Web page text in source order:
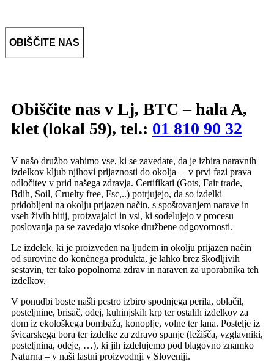
OBIŠČITE NAS
Obiščite nas v Lj, BTC – hala A,
klet (lokal 59), tel.: 01 810 90 32
V našo družbo vabimo vse, ki se zavedate, da je izbira naravnih
izdelkov kljub njihovi prijaznosti do okolja – v prvi fazi prava
odločitev v prid našega zdravja. Certifikati (Gots, Fair trade,
Bdih, Soil, Cruelty free, Fsc,..) potrjujejo, da so izdelki
pridobljeni na okolju prijazen način, s spoštovanjem narave in
vseh živih bitij, proizvajalci in vsi, ki sodelujejo v procesu
poslovanja pa se zavedajo visoke družbene odgovornosti.
Le izdelek, ki je proizveden na ljudem in okolju prijazen način
od surovine do končnega produkta, je lahko brez škodljivih
sestavin, ter tako popolnoma zdrav in naraven za uporabnika teh
izdelkov.
V ponudbi boste našli pestro izbiro spodnjega perila, oblačil,
posteljnine, brisač, odej, kuhinjskih krp ter ostalih izdelkov za
dom iz ekološkega bombaža, konoplje, volne ter lana. Postelje iz
švicarskega bora ter izdelke za zdravo spanje (ležišča, vzglavniki,
posteljnina, odeje, …), ki jih izdelujemo pod blagovno znamko
Naturna – v naši lastni proizvodnji v Sloveniji.